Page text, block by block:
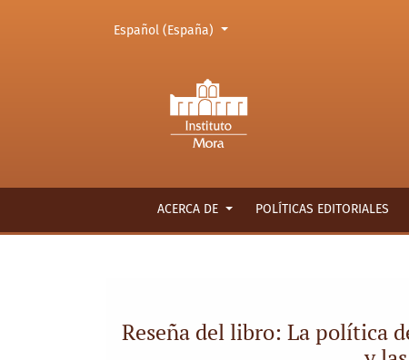
Reseña del libro: La política del disenso : la
Cambiar el idioma. El actual es:
Español (España)
ACERCA DE POLÍTICAS EDITORIALES
Reseña del libro: La política